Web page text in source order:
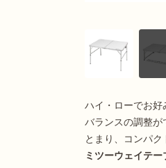
ハイ・ローでお好
バランスの調整が
とまり、コンパ
ミツーウェイテー